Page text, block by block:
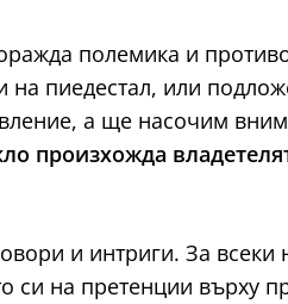
полемика и
пиедестал, или
а ще насочим
произхожда
и интриги. За
си на претенции върху